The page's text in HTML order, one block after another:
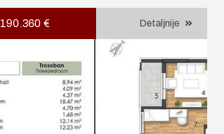
190.360 € Detaljnije